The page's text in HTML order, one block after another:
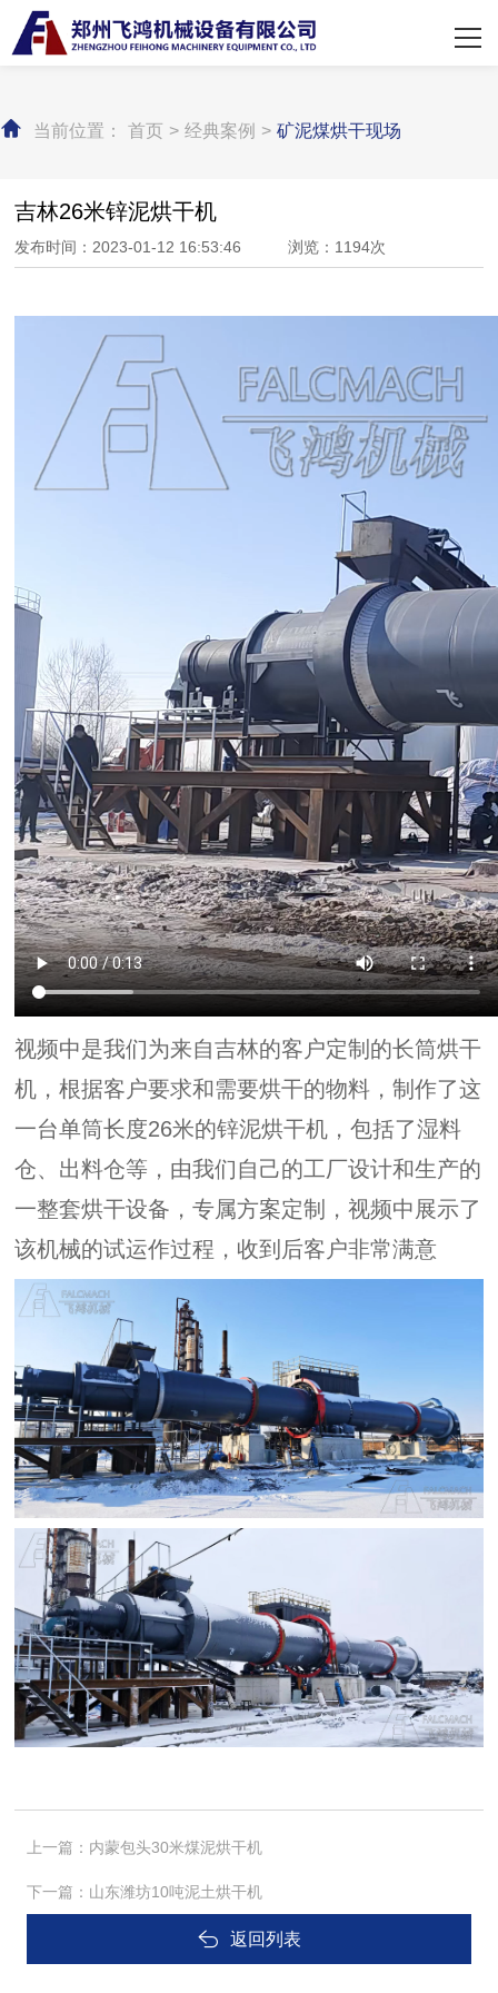
网站首页
产品展示
经典案例
新闻中心
联系我们
当前位置： 首页 > 经典案例 > 矿泥煤烘干现场
吉林26米锌泥烘干机
发布时间：2023-01-12 16:53:46 浏览：1194次
视频中是我们为来自吉林的客户定制的长筒烘干
机，根据客户要求和需要烘干的物料，制作了这
一台单筒长度26米的锌泥烘干机，包括了湿料
仓、出料仓等，由我们自己的工厂设计和生产的
一整套烘干设备，专属方案定制，视频中展示了
该机械的试运作过程，收到后客户非常满意
上一篇： 内蒙包头30米煤泥烘干机
下一篇： 山东潍坊10吨泥土烘干机
返回列表